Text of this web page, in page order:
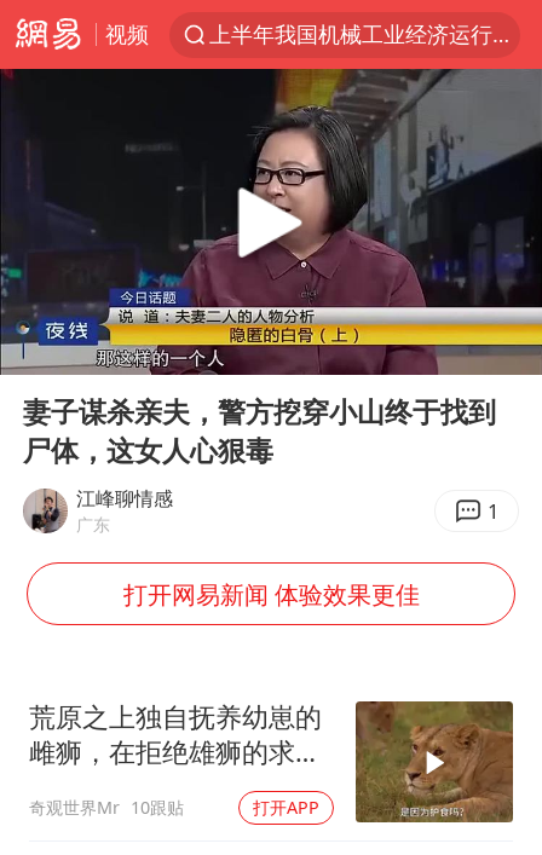
视频
上半年我国机械工业经济运行稳中有进
官方通报教师招聘笔试前13名被淘汰
泰国枪击案凶手先杀祖父母后行凶
A股三大股指收涨
台风“白海豚”体型变大！环流面积接近13个浙江那么大
宇树科技中一签需缴款7.54万元
泰国校园枪击案死亡人数升至7人
四川宜宾市高县发生4.9级地震
“立秋的第一杯奶茶”又爆单了
方程豹钛9新车申报
瑞众保险员工爆料公司违规行为
命案逃犯躲进深山21年活得像野人
Meta重新支棱起来了吗
东方之约 相约未来
Play
00:00 16:11
妻子谋杀亲夫，警方挖穿小山终于找到
尸体，这女人心狠毒
江峰聊情感
广东 1
打开网易新闻 体验效果更佳
荒原之上独自抚养幼崽的
雌狮，在拒绝雄狮的求偶
时，竟然被用饥饿来报复
奇观世界Mr 10跟贴 打开APP